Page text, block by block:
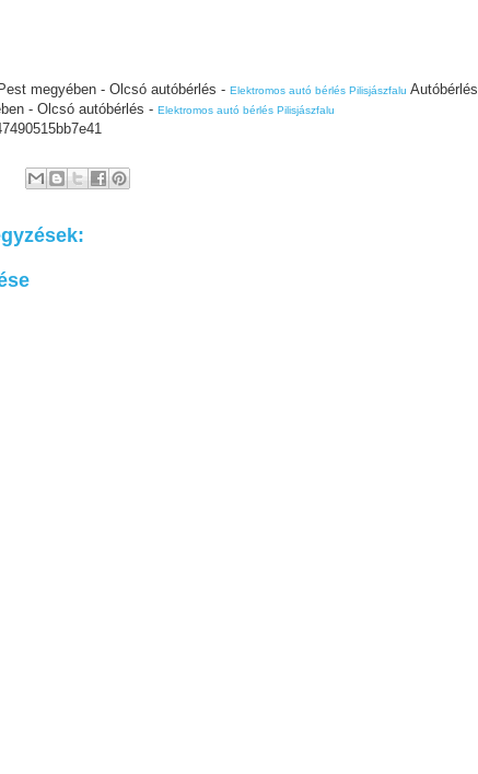
megyében - Olcsó autóbérlés - Elektromos autó bérlés Pilisjászfalu Autóbérlés
- Olcsó autóbérlés - Elektromos autó bérlés Pilisjászfalu